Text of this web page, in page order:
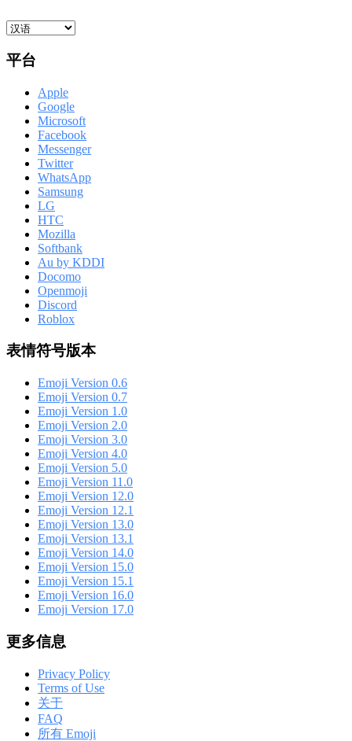
平台
Apple
Google
Microsoft
Facebook
Messenger
Twitter
WhatsApp
Samsung
LG
HTC
Mozilla
Softbank
Au by KDDI
Docomo
Openmoji
Discord
Roblox
表情符号版本
Emoji Version 0.6
Emoji Version 0.7
Emoji Version 1.0
Emoji Version 2.0
Emoji Version 3.0
Emoji Version 4.0
Emoji Version 5.0
Emoji Version 11.0
Emoji Version 12.0
Emoji Version 12.1
Emoji Version 13.0
Emoji Version 13.1
Emoji Version 14.0
Emoji Version 15.0
Emoji Version 15.1
Emoji Version 16.0
Emoji Version 17.0
更多信息
Privacy Policy
Terms of Use
关于
FAQ
所有 Emoji